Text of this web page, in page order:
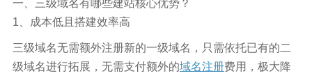
一、三级域名有哪些建站核心优势？
1、成本低且搭建效率高
三级域名无需额外注册新的一级域名，只需依托已有的二
级域名进行拓展，无需支付额外的域名注册费用，极大降